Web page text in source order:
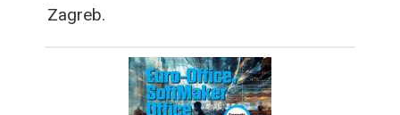
Zagreb.